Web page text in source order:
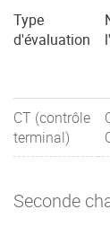
Type
d'évaluation
CT (contrôle
terminal)
Seconde